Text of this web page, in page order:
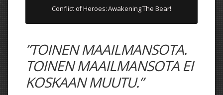
Conflict of Heroes: Awakening The Bear!
”TOINEN MAAILMANSOTA.
TOINEN MAAILMANSOTA EI
KOSKAAN MUUTU.”